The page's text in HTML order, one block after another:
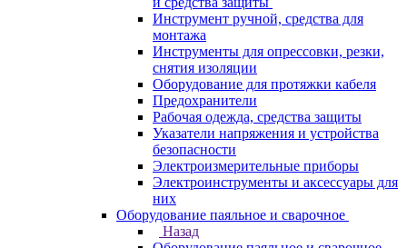
Инструмент ручной, средства для
монтажа
Инструменты для опрессовки, резки,
снятия изоляции
Оборудование для протяжки кабеля
Предохранители
Рабочая одежда, средства защиты
Указатели напряжения и устройства
безопасности
Электроизмерительные приборы
Электроинструменты и аксессуары для
них
Оборудование паяльное и сварочное
Назад